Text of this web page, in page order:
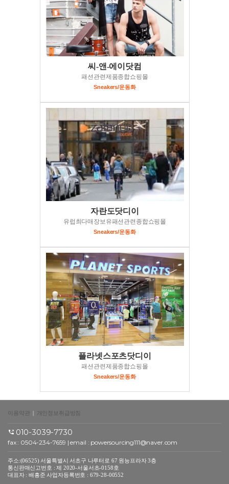
씨-앤-에이닷컴
패션관련제품종합쇼핑몰
Sneakers/운동화
자란도닷디이
유럽최다매장보유패션관련종합쇼핑몰
Sneakers/운동화
플라넷스포츠닷디이
패션관련제품종합쇼핑몰
Sneakers/운동화
이용약관 | 개인정보취급방침
010-3039-7730
fax : 0504-234-7659 | email : powersourcing111@naver.com
주소:(06525) 서울특별시 서초구 나루터로 67 원능프라자 3층
통신판매신고번호 : 제 2020-서울서초-0158호
대표자 : 배흥준 사업자등록번호 : 679-28-00552